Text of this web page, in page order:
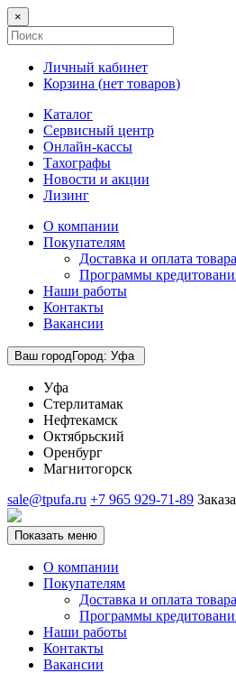
×
Личный кабинет
Корзина (нет товаров)
Каталог
Сервисный центр
Онлайн-кассы
Тахографы
Новости и акции
Лизинг
О компании
Покупателям
Доставка и оплата товара
Программы
Наши работы
Контакты
Вакансии
Ваш городГород: Уфа
Уфа
Стерлитамак
Нефтекамск
Октябрьский
Оренбург
Магнитогорск
sale@tpufa.ru +7 965 929-71-89
Показать меню
О компании
Покупателям
Доставка и оплата товара
Программы
Наши работы
Контакты
Вакансии